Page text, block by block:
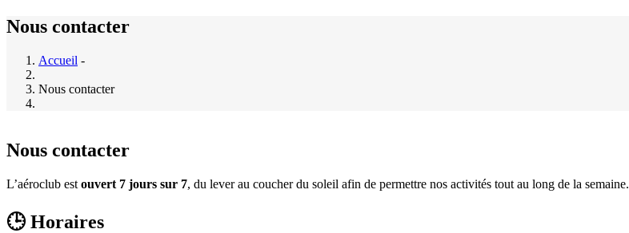
Nous contacter
Accueil -
Nous contacter
Nous contacter
L’aéroclub est ouvert 7 jours sur 7, du lever au coucher du soleil afin de permettre nos activités tout au long de la semaine.
🕒 Horaires